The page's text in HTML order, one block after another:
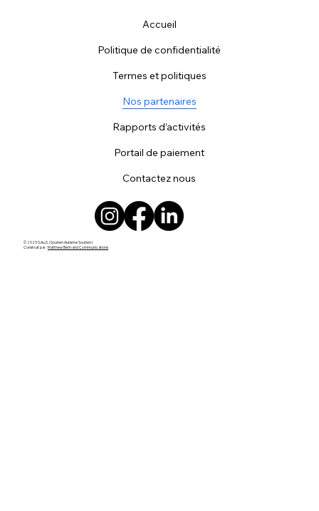
Accueil
Politique de confidentialité
Termes et politiques
Nos partenaires
Rapports d’activités
Portail de paiement
Contactez nous
© 2025 S.Au.S. (Soutien Autisme Soutien)
Construit par :Matthew Bertrand Communications